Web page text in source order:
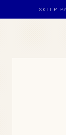
SKLEP